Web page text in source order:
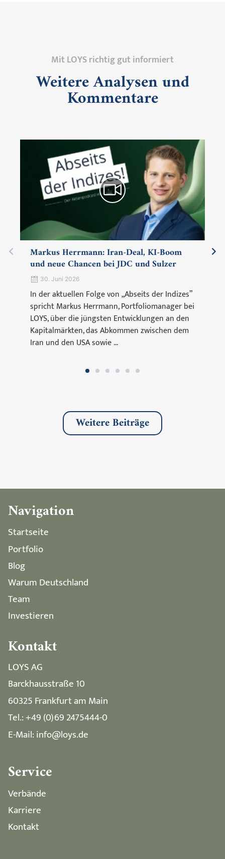
Mit LOYS richtig gut informiert
Weitere Analysen und
Kommentare
Markus Herrmann: Iran-Deal, KI-Boom
und neue Chancen bei JDC und Sulzer
30. Juni 2026
In der aktuellen Folge von „Abseits der Indizes”
spricht Markus Herrmann, Portfoliomanager bei
LOYS, über die jüngsten Entwicklungen an den
Kapitalmärkten, das Abkommen zwischen dem
Iran und den USA sowie ...
Weitere Beiträge
Navigation
Startseite
Portfolio
Blog
Warum Deutschland
Team
Investieren
Kontakt
LOYS AG
Barckhausstraße 10
60325 Frankfurt am Main
Tel.: +49 (0)69 2475444-0
E-Mail: info@loys.de
Service
Verbände
Karriere
Kontakt